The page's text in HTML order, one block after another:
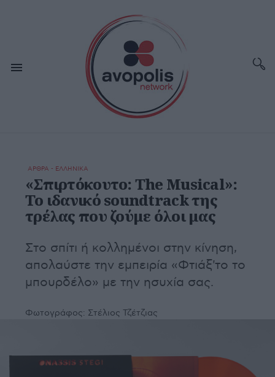
ΑΡΘΡΑ - ΕΛΛΗΝΙΚΑ
«Σπιρτόκουτο: The Musical»:
Το ιδανικό soundtrack της
τρέλας που ζούμε όλοι μας
Στο σπίτι ή κολλημένοι στην κίνηση,
απολαύστε την εμπειρία «Φτιάξ'το το
μπουρδέλο» με την ησυχία σας.
Φωτογράφος: Στέλιος Τζέτζιας